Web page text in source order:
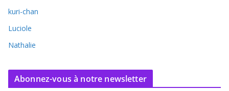
kuri-chan
Luciole
Nathalie
Abonnez-vous à notre newsletter